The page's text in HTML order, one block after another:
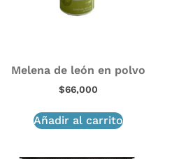
Melena de león en polvo
$66,000
Añadir al carrito